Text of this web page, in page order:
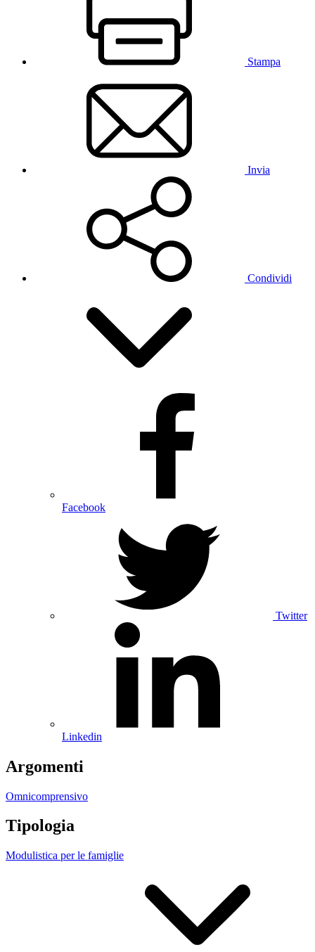
Stampa
Invia
Condividi
Facebook
Twitter
Linkedin
Argomenti
Omnicomprensivo
Tipologia
Modulistica per le famiglie